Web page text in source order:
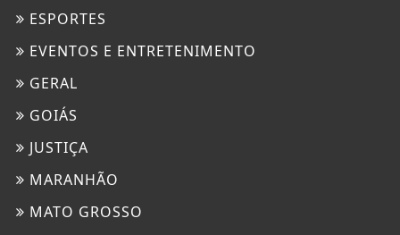
ESPORTES
EVENTOS E ENTRETENIMENTO
GERAL
GOIÁS
JUSTIÇA
MARANHÃO
MATO GROSSO